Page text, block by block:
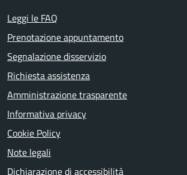
Leggi le FAQ
Prenotazione appuntamento
Segnalazione disservizio
Richiesta assistenza
Amministrazione trasparente
Informativa privacy
Cookie Policy
Note legali
Dichiarazione di accessibilità